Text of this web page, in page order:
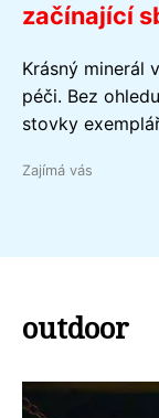
začínající
Krásný minerál
péči. Bez
stovky
Zajímá vás
outdoor